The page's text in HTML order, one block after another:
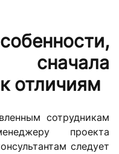
отличиям
сотрудникам
проекта
следует